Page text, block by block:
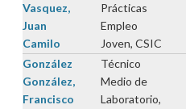
Vasquez,
Juan
Camilo
Prácticas
Empleo
Joven, CSIC
González
González,
Francisco
Técnico
Medio de
Laboratorio,